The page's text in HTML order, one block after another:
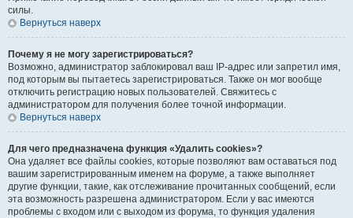
силы.
Вернуться наверх
Почему я не могу зарегистрироваться?
Возможно, администратор заблокировал ваш IP-адрес или запретил имя,
под которым вы пытаетесь зарегистрироваться. Также он мог вообще
отключить регистрацию новых пользователей. Свяжитесь с
администратором для получения более точной информации.
Вернуться наверх
Для чего предназначена функция «Удалить cookies»?
Она удаляет все файлы cookies, которые позволяют вам оставаться под
вашим зарегистрированным именем на форуме, а также выполняет
другие функции, такие, как отслеживание прочитанных сообщений, если
эта возможность разрешена администратором. Если у вас имеются
проблемы с входом или с выходом из форума, то функция удаления